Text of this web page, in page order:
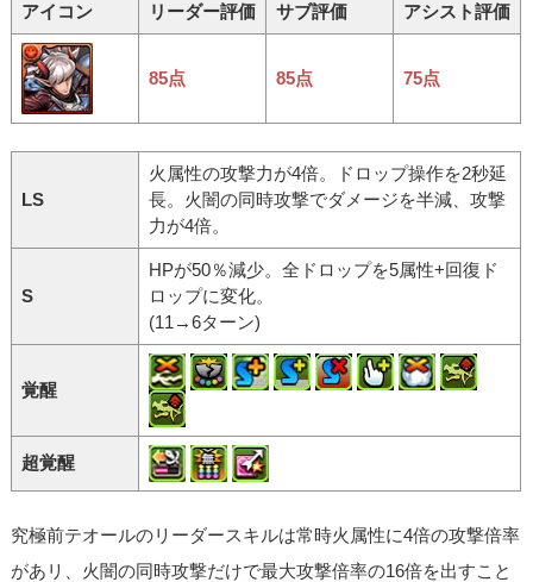
アイコン リーダー評価 サブ評価 アシスト評価
85点 85点 75点
LS
火属性の攻撃力が4倍。ドロップ操作を2秒延
長。火闇の同時攻撃でダメージを半減、攻撃
力が4倍。
S
HPが50％減少。全ドロップを5属性+回復ド
ロップに変化。
(11→6ターン)
覚醒
超覚醒
究極前テオールのリーダースキルは常時火属性に4倍の攻撃倍率
があリ、火闇の同時攻撃だけで最大攻撃倍率の16倍を出すこと